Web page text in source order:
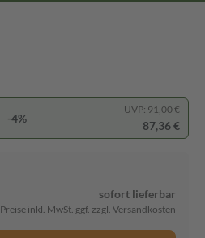
-4%
UVP: 91,00 €
87,36 €
sofort lieferbar
Preise inkl. MwSt. ggf. zzgl. Versandkosten